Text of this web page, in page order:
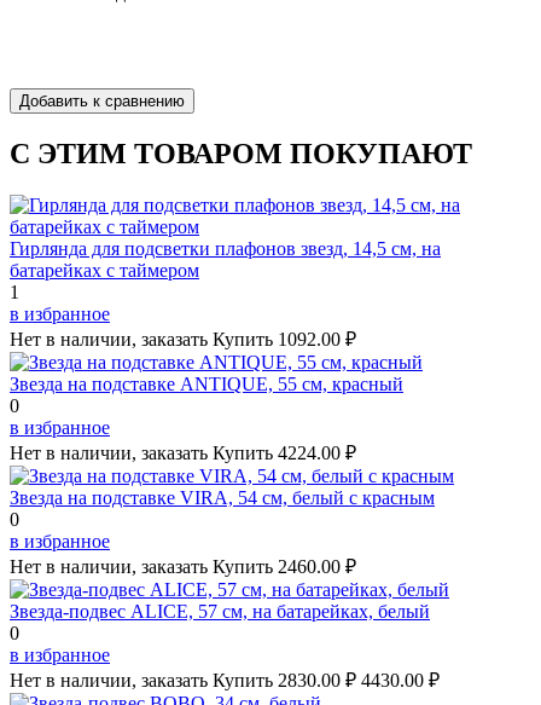
С ЭТИМ ТОВАРОМ ПОКУПАЮТ
Гирлянда для подсветки плафонов звезд, 14,5 см, на
батарейках с таймером
1
в избранное
Нет в наличии, заказать Купить 1092.00 ₽
Звезда на подставке ANTIQUE, 55 см, красный
0
в избранное
Нет в наличии, заказать Купить 4224.00 ₽
Звезда на подставке VIRA, 54 см, белый с красным
0
в избранное
Нет в наличии, заказать Купить 2460.00 ₽
Звезда-подвес ALICE, 57 см, на батарейках, белый
0
в избранное
Нет в наличии, заказать Купить 2830.00 ₽ 4430.00 ₽